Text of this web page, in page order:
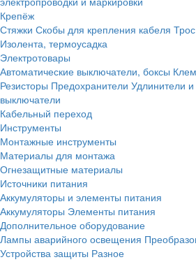
Крепёж
Стяжки Скобы для крепления кабеля
Изолента, термоусадка
Электротовары
Автоматические выключатели, боксы
Резисторы Предохранители Удлинители и
выключатели
Кабельный переход
Инструменты
Монтажные инструменты
Материалы для монтажа
Огнезащитные материалы
Источники питания
Аккумуляторы и элементы питания
Аккумуляторы Элементы питания
Дополнительное оборудование
Лампы аварийного освещения
Устройства защиты Разное